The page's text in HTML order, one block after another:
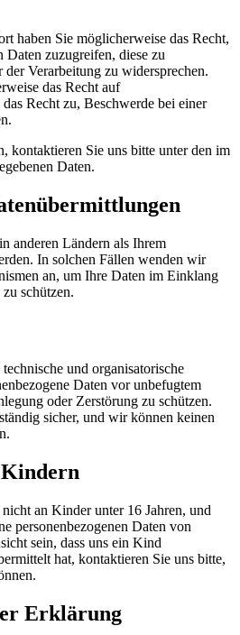
haben Sie möglicherweise das Recht,
Daten zuzugreifen, diese zu
Verarbeitung zu widersprechen.
das Recht auf
Recht zu, Beschwerde bei einer
kontaktieren Sie uns bitte unter den im
Daten.
anderen Ländern als Ihrem
In solchen Fällen wenden wir
an, um Ihre Daten im Einklang
schützen.
und organisatorische
Daten vor unbefugtem
oder Zerstörung zu schützen.
sicher, und wir können keinen
Kindern
an Kinder unter 16 Jahren, und
personenbezogenen Daten von
sein, dass uns ein Kind
hat, kontaktieren Sie uns bitte,
Erklärung